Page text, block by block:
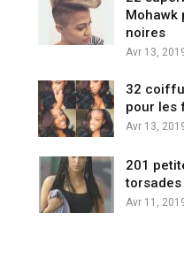
Mohawk
noires
Avr 13,
32
pour les
Avr 13,
201
torsades
Avr 11,